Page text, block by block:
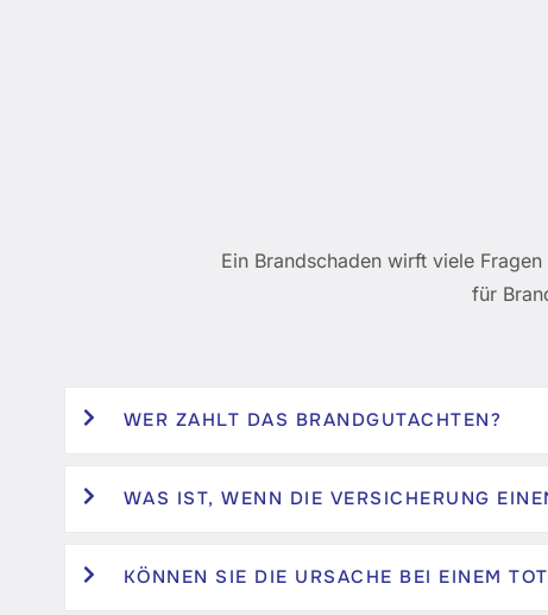
Ein Brandschaden wirft viele
für
WER ZAHLT DAS BRANDGUTACHTEN?
WAS IST, WENN DIE VERSICHERUNG
KÖNNEN SIE DIE URSACHE BEI EINEM